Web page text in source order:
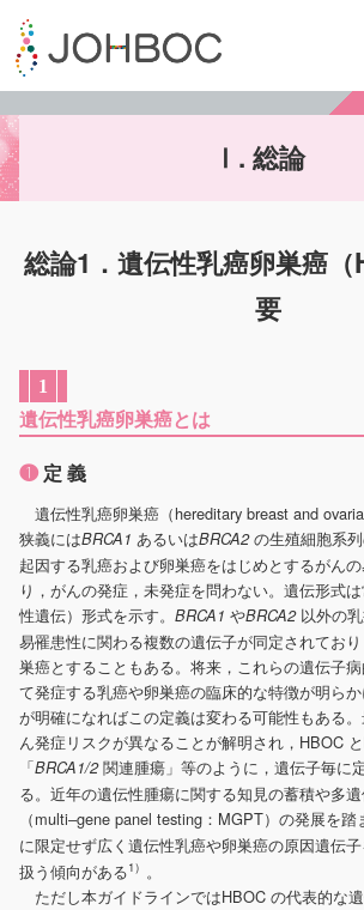
Ⅰ . 総論
総論1．遺伝性乳癌卵巣癌
要
1
遺伝性乳癌卵巣癌とは
❶定 義
遺伝性乳癌卵巣癌（hereditary breast and
狭義にはBRCA1 あるいはBRCA2の生殖細胞系
起因する乳癌および卵巣癌をはじめとするがん
り，がんの発症，未発症を問わない。遺伝形式
性遺伝）形式を示す。 BRCA1 やBRCA2以外の
易罹患性に関わる複数の遺伝子が同定されてお
巣癌とすることもある。将来，これらの遺伝子
て発症する乳癌や卵巣癌の臨床的な特徴が明ら
が明確になればこの定義は変わる可能性もある
ん発症リスクが異なることが解明され，HBOC
「BRCA1/2関連腫瘍」等のように，遺伝子毎に
る。近年の遺伝性腫瘍に関する知見の蓄積や多
（multi‒gene panel testing：MGPT）の発展を踏
に限定せず広く遺伝性乳癌や卵巣癌の原因遺伝
扱う傾向がある1） 。
ただし本ガイドラインではHBOC の代表的な